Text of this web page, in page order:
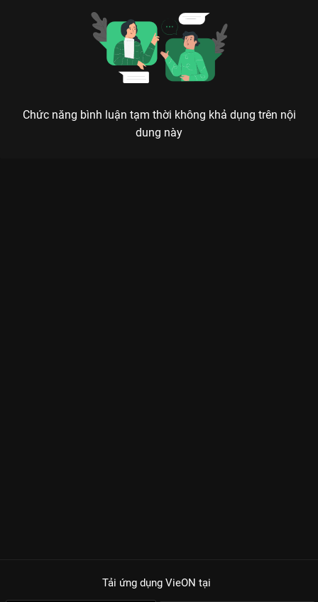
Chức năng bình luận tạm thời không khả dụng trên nội
dung này
Tải ứng dụng VieON tại